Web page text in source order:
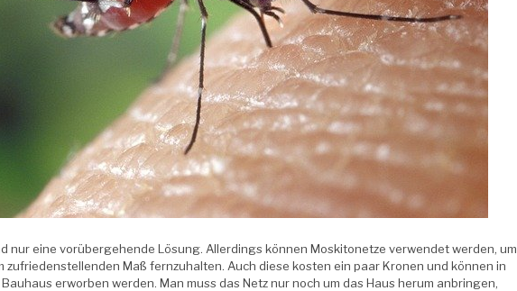
nur eine vorübergehende Lösung. Allerdings können Moskitonetze verwendet werden, um
zufriedenstellenden Maß fernzuhalten. Auch diese kosten ein paar Kronen und können in
erworben werden. Man muss das Netz nur noch um das Haus herum anbringen,